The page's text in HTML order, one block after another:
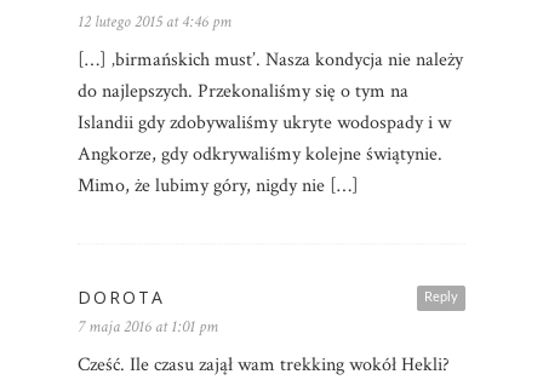
12 lutego 2015 at 4:46 pm
[…] ‚birmańskich must’. Nasza kondycja nie należy
do najlepszych. Przekonaliśmy się o tym na
Islandii gdy zdobywaliśmy ukryte wodospady i w
Angkorze, gdy odkrywaliśmy kolejne świątynie.
Mimo, że lubimy góry, nigdy nie […]
Reply
DOROTA
7 maja 2016 at 1:01 pm
Cześć. Ile czasu zajął wam trekking wokół Hekli?